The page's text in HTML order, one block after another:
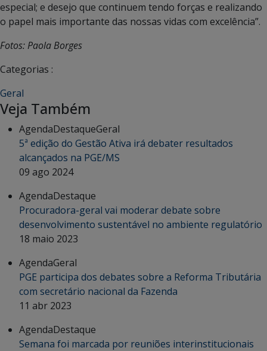
especial; e desejo que continuem tendo forças e realizando
o papel mais importante das nossas vidas com excelência”.
Fotos: Paola Borges
Categorias :
Geral
Veja Também
AgendaDestaqueGeral
5ª edição do Gestão Ativa irá debater resultados
alcançados na PGE/MS
09 ago 2024
AgendaDestaque
Procuradora-geral vai moderar debate sobre
desenvolvimento sustentável no ambiente regulatório
18 maio 2023
AgendaGeral
PGE participa dos debates sobre a Reforma Tributária
com secretário nacional da Fazenda
11 abr 2023
AgendaDestaque
Semana foi marcada por reuniões interinstitucionais